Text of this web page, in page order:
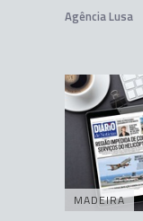
Agência Lusa
MADEIRA